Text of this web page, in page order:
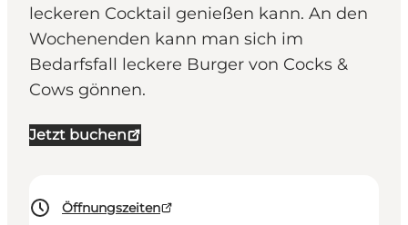
leckeren Cocktail genießen kann. An den
Wochenenden kann man sich im
Bedarfsfall leckere Burger von Cocks &
Cows gönnen.
Jetzt buchen
Öffnungszeiten